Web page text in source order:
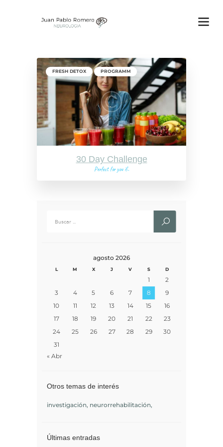
FRESH DETOX PROGRAMM
30 Day Challenge
Perfect for you if..
agosto 2026
L M X J V S D
1
2
3
4 5 6 7 8
9
10
11 12 13 14 15
16
17
18 19 20 21 22
23
24
25 26 27 28 29
30
31
« Abr
Otros temas de interés
investigación neurorrehabilitación
Últimas entradas